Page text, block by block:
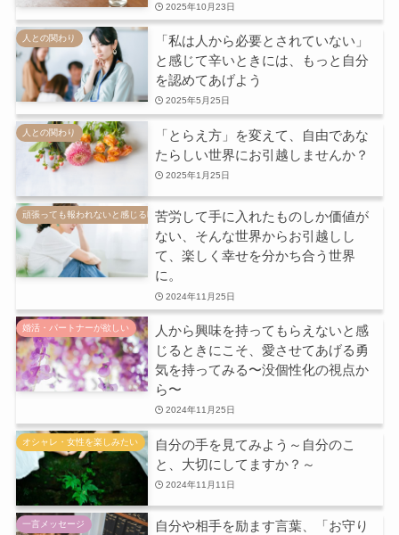
2025年10月23日
人との関わり
「私は人から必要とされていない」
と感じて辛いときには、もっと自分
を認めてあげよう
2025年5月25日
人との関わり
「とらえ方」を変えて、自由であな
たらしい世界にお引越しませんか？
2025年1月25日
頑張っても報われないと感じる時苦労して手に入れたものしか価値が
ない、そんな世界からお引越しし
て、楽しく幸せを分かち合う世界
に。
2024年11月25日
婚活・パートナーが欲しい
人から興味を持ってもらえないと感
じるときにこそ、愛させてあげる勇
気を持ってみる〜没個性化の視点か
ら〜
2024年11月25日
オシャレ・女性を楽しみたい
自分の手を見てみよう～自分のこ
と、大切にしてますか？～
2024年11月11日
一言メッセージ
自分や相手を励ます言葉、「お守り